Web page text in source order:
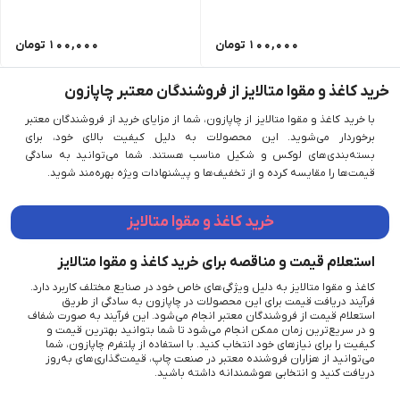
100,000 تومان 100,000 تومان
خرید کاغذ و مقوا متالایز از فروشندگان معتبر چاپازون
با خرید کاغذ و مقوا متالایز از چاپازون، شما از مزایای خرید از فروشندگان معتبر
برخوردار می‌شوید. این محصولات به دلیل کیفیت بالای خود، برای
بسته‌بندی‌های لوکس و شکیل مناسب هستند. شما می‌توانید به سادگی
قیمت‌ها را مقایسه کرده و از تخفیف‌ها و پیشنهادات ویژه بهره‌مند شوید.
خرید کاغذ و مقوا متالایز
استعلام قیمت و مناقصه برای خرید کاغذ و مقوا متالایز
کاغذ و مقوا متالایز به دلیل ویژگی‌های خاص خود در صنایع مختلف کاربرد دارد.
فرآیند دریافت قیمت برای این محصولات در چاپازون به سادگی از طریق
استعلام قیمت از فروشندگان معتبر انجام می‌شود. این فرآیند به صورت شفاف
و در سریع‌ترین زمان ممکن انجام می‌شود تا شما بتوانید بهترین قیمت و
کیفیت را برای نیازهای خود انتخاب کنید. با استفاده از پلتفرم چاپازون، شما
می‌توانید از هزاران فروشنده معتبر در صنعت چاپ، قیمت‌گذاری‌های به‌روز
دریافت کنید و انتخابی هوشمندانه داشته باشید.